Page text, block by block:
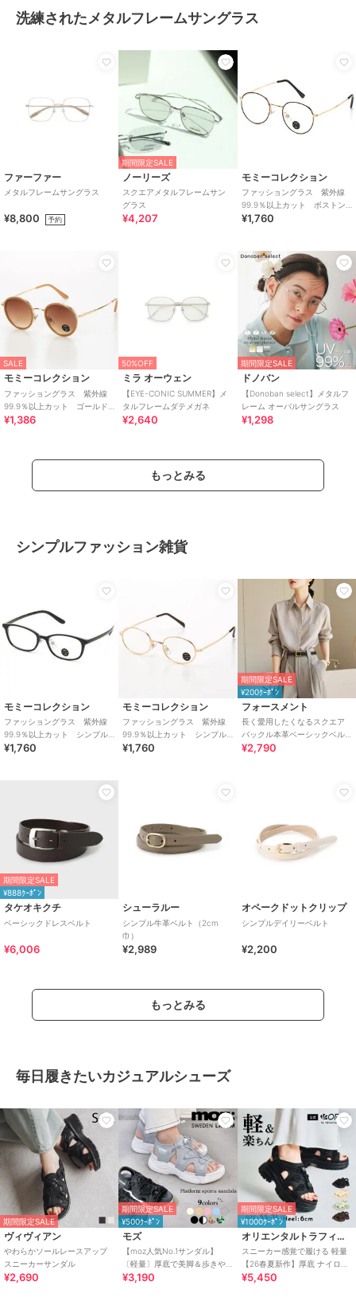
洗練されたメタルフレームサングラス
ファーファー
メタルフレームサングラス
¥8,800 予約
期間限定SALE
ノーリーズ
スクエアメタルフレームサン
グラス
¥4,207
モミーコレクション
ファッショングラス 紫外線
99.9％以上カット ボストン
型メタルフレームダテメガ
¥1,760
SALE
モミーコレクション
ファッショングラス 紫外線
99.9％以上カット ゴールド
メタルフレームにプラスチッ
¥1,386
50%OFF
ミラ オーウェン
【EYE-CONIC SUMMER】メ
タルフレームダテメガネ
¥2,640
期間限定SALE
ドノバン
【Donoban select】メタルフ
レーム オーバルサングラス
¥1,298
もっとみる
シンプルファッション雑貨
モミーコレクション
ファッショングラス 紫外線
99.9％以上カット シンプル
ダテメガネ ノーズパット付
¥1,760
モミーコレクション
ファッショングラス 紫外線
99.9％以上カット シンプル
なメタルリムダテメガネ ノ
¥1,760
期間限定SALE
¥200ｸｰﾎﾟﾝ
フォースメント
長く愛用したくなるスクエア
バックル本革ベーシックベル
ト
¥2,790
期間限定SALE
¥888ｸｰﾎﾟﾝ
タケオキクチ
ベーシックドレスベルト
¥6,006
シューラルー
シンプル牛革ベルト（2cm
巾）
¥2,989
オペークドットクリップ
シンプルデイリーベルト
¥2,200
もっとみる
毎日履きたいカジュアルシューズ
期間限定SALE
ヴィヴィアン
やわらかソールレースアップ
スニーカーサンダル
¥2,690
期間限定SALE
¥500ｸｰﾎﾟﾝ
モズ
【moz人気No.1サンダル】
〔軽量〕厚底で美脚＆歩きや
すい！疲れにくいフィット感
¥3,190
期間限定SALE
¥1000ｸｰﾎﾟﾝ
オリエンタルトラフィック
スニーカー感覚で履ける 軽量
【26春夏新作】厚底 ナイロン
スポーツサンダル /OT3232
¥5,450